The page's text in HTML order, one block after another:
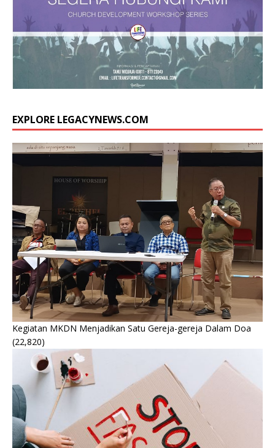
EXPLORE LEGACYNEWS.COM
Kegiatan MKDN Menjadikan Satu Gereja-gereja Dalam Doa
(22,820)